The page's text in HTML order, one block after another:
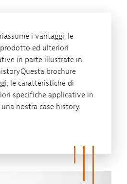
i vantaggi, le
ed ulteriori
in parte illustrate in
brochure
le caratteristiche di
specifiche applicative in
nostra case history.